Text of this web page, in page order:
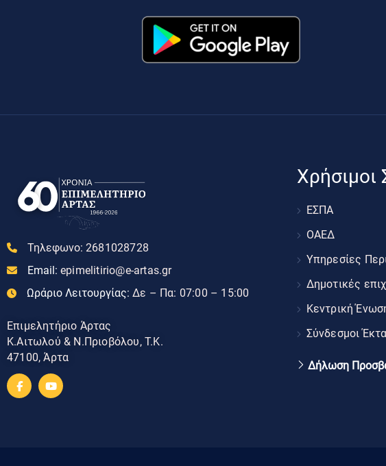
Τηλεφωνο: 2681028728
Email: epimelitirio@e-artas.gr
Ωράριο Λειτουργίας: Δε – Πα: 07:00 – 15:00
Επιμελητήριο Άρτας
Κ.Αιτωλού & Ν.Πριοβόλου, Τ.Κ.
47100, Άρτα
Χρήσιμοι
ΕΣΠΑ
ΟΑΕΔ
Υπηρεσίες
Δημοτικές
Κεντρική
Σύνδεσμοι
Δήλωση